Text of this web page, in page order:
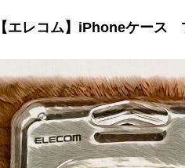
【エレコム】iPhoneケース